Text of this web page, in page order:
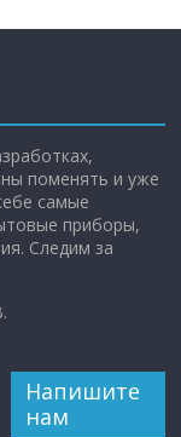
поменять и уже
самые
приборы,
Следим за
Напишите
нам